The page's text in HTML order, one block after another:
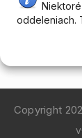
oddeleniach.
Copyright